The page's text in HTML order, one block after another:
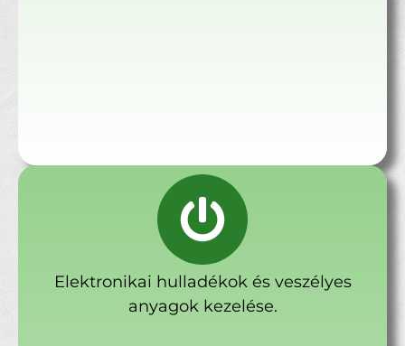
Elektronikai hulladékok és veszélyes
anyagok kezelése.